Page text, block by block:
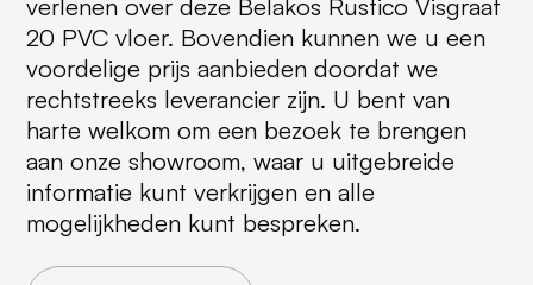
verlenen over deze Belakos Rustico Visgraat
20 PVC vloer. Bovendien kunnen we u een
voordelige prijs aanbieden doordat we
rechtstreeks leverancier zijn. U bent van
harte welkom om een bezoek te brengen
aan onze showroom, waar u uitgebreide
informatie kunt verkrijgen en alle
mogelijkheden kunt bespreken.